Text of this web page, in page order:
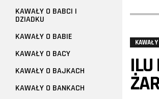
KAWAŁY
ILU
KAWAŁY O BABCI I
DZIADKU
KAWAŁY O BABIE
KAWAŁY O BACY
KAWAŁY O BAJKACH
KAWAŁY O BANKACH